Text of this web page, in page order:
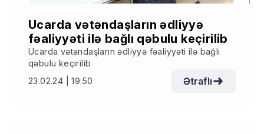
Ucarda vətəndaşların ədliyyə
fəaliyyəti ilə bağlı qəbulu keçirilib
Ucarda vətəndaşların ədliyyə fəaliyyəti ilə bağlı
qəbulu keçirilib
23.02.24 | 19:50
Ətraflı